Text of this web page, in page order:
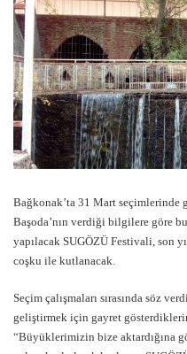
Bağkonak’ta 31 Mart
Başoda’nın verdiği bilgilere göre
yapılacak SUGÖZÜ Festivali, son
coşku ile kutlanacak.
Seçim çalışmaları sırasında söz
geliştirmek için gayret
“Büyüklerimizin bize aktardığına